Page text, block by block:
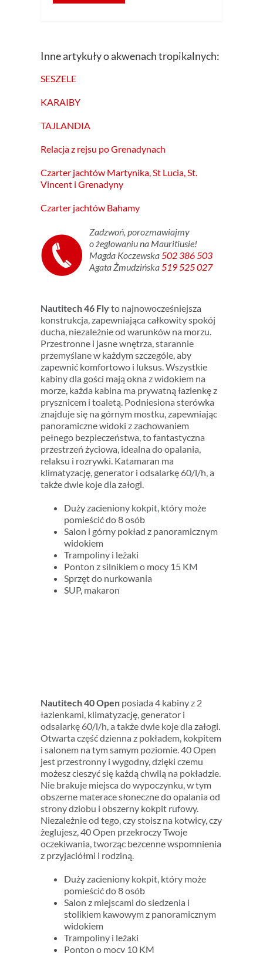
Inne artykuły o akwenach tropikalnych:
SESZELE
KARAIBY
TAJLANDIA
Relacja z rejsu po Grenadynach
Czarter jachtów Martynika, St Lucia, St.
Vincent i Grenadyny
Czarter jachtów Bahamy
Zadzwoń, porozmawiajmy
o żeglowaniu na Mauritiusie!
Magda Koczewska 502 386 503
Agata Żmudzińska 519 525 027
Nautitech 46 Flyto najnowocześniejsza
konstrukcja, zapewniająca całkowity spokój
ducha, niezależnie od warunków na morzu.
Przestronne i jasne wnętrza, starannie
przemyślane w każdym szczególe, aby
zapewnić komfortowo i luksus. Wszystkie
kabiny dla gości mają okna z widokiem na
morze, każda kabina ma prywatną łazienkę z
prysznicem i toaletą. Podniesiona sterówka
znajduje się na górnym mostku, zapewniając
panoramiczne widoki z zachowaniem
pełnego bezpieczeństwa, to fantastyczna
przestrzeń życiowa, idealna do opalania,
relaksu i rozrywki. Katamaran ma
klimatyzację, generator i odsalarkę 60/l/h, a
także dwie koje dla załogi.
Duży zacieniony kokpit, który może
pomieścić do 8 osób
Salon i górny pokład z panoramicznym
widokiem
Trampoliny i leżaki
Ponton z silnikiem o mocy 15 KM
Sprzęt do nurkowania
SUP, makaron
Nautitech 40 Openposiada 4 kabiny z 2
łazienkami, klimatyzację, generator i
odsalarkę 60/l/h, a także dwie koje dla załogi.
Otwarta część dzienna z pokładem, kokpitem
i salonem na tym samym poziomie. 40 Open
jest przestronny i wygodny, dzięki czemu
możesz cieszyć się każdą chwilą na pokładzie.
Nie brakuje miejsca do wypoczynku, w tym
obszerne materace słoneczne do opalania od
strony dziobu i obszerny kokpit rufowy.
Niezależnie od tego, czy stoisz na kotwicy, czy
żeglujesz, 40 Open przekroczy Twoje
oczekiwania, tworząc bezcenne wspomnienia
z przyjaciółmi i rodziną.
Duży zacieniony kokpit, który może
pomieścić do 8 osób
Salon z miejscami do siedzenia i
stolikiem kawowym z panoramicznym
widokiem
Trampoliny i leżaki
Ponton o mocy 10 KM